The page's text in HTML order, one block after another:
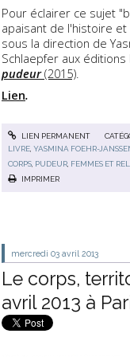
Pour éclairer ce sujet
apaisant de l'histoire
sous la direction de
Schlaepfer aux
pudeur (2015)
Lien.
LIEN PERMANENT
LIVRE,YASMINA FOEHR-
CORPS PUDEUR FEMMES ET
IMPRIMER
mercredi 03 avril 2013
Le corps,
avril 2013 à